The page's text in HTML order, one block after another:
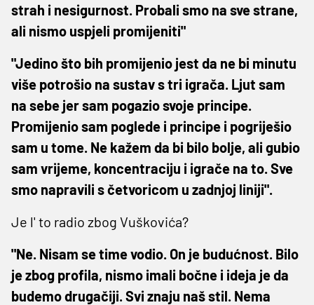
strah i nesigurnost. Probali smo na sve strane,
ali nismo uspjeli promijeniti"
"Jedino što bih promijenio jest da ne bi minutu
više potrošio na sustav s tri igrača. Ljut sam
na sebe jer sam pogazio svoje principe.
Promijenio sam poglede i principe i pogriješio
sam u tome. Ne kažem da bi bilo bolje, ali gubio
sam vrijeme, koncentraciju i igrače na to. Sve
smo napravili s četvoricom u zadnjoj liniji".
Je l' to radio zbog Vuškovića?
"Ne. Nisam se time vodio. On je budućnost. Bilo
je zbog profila, nismo imali bočne i ideja je da
budemo drugačiji. Svi znaju naš stil. Nema